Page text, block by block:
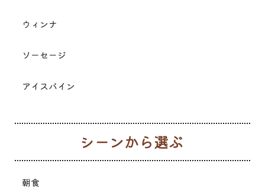
ウィンナ
ソーセージ
アイスバイン
朝食